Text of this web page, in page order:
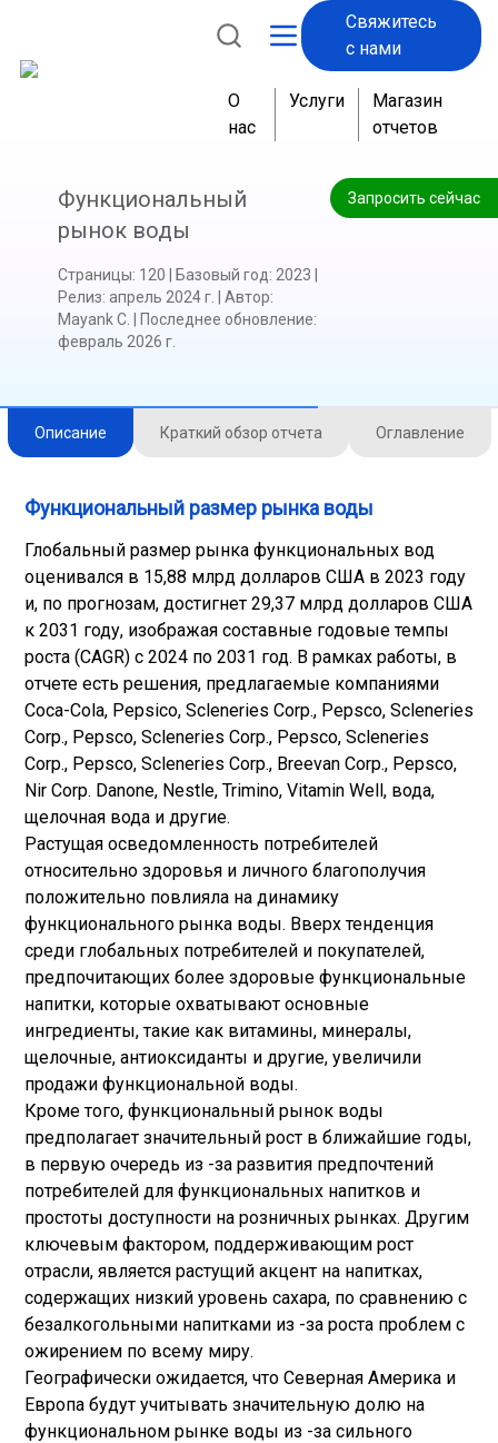
Свяжитесь
с нами
О
нас
Услуги
Магазин
отчетов
Запросить сейчас
Функциональный
рынок воды
Страницы: 120 Базовый год: 2023
Релиз: апрель 2024 г. Автор:
Mayank C.
Последнее обновление:
февраль 2026 г.
Описание Краткий обзор отчета Оглавление
Функциональный размер рынка воды
Глобальный размер рынка функциональных вод
оценивался в 15,88 млрд долларов США в 2023 году
и, по прогнозам, достигнет 29,37 млрд долларов США
к 2031 году, изображая составные годовые темпы
роста (CAGR) с 2024 по 2031 год. В рамках работы, в
отчете есть решения, предлагаемые компаниями
Coca-Cola, Pepsico, Scleneries Corp., Pepsco, Scleneries
Corp., Pepsco, Scleneries Corp., Pepsco, Scleneries
Corp., Pepsco, Scleneries Corp., Breevan Corp., Pepsco,
Nir Corp. Danone, Nestle, Trimino, Vitamin Well, вода,
щелочная вода и другие.
Растущая осведомленность потребителей
относительно здоровья и личного благополучия
положительно повлияла на динамику
функционального рынка воды. Вверх тенденция
среди глобальных потребителей и покупателей,
предпочитающих более здоровые функциональные
напитки, которые охватывают основные
ингредиенты, такие как витамины, минералы,
щелочные, антиоксиданты и другие, увеличили
продажи функциональной воды.
Кроме того, функциональный рынок воды
предполагает значительный рост в ближайшие годы,
в первую очередь из -за развития предпочтений
потребителей для функциональных напитков и
простоты доступности на розничных рынках. Другим
ключевым фактором, поддерживающим рост
отрасли, является растущий акцент на напитках,
содержащих низкий уровень сахара, по сравнению с
безалкогольными напитками из -за роста проблем с
ожирением по всему миру.
Географически ожидается, что Северная Америка и
Европа будут учитывать значительную долю на
функциональном рынке воды из -за сильного